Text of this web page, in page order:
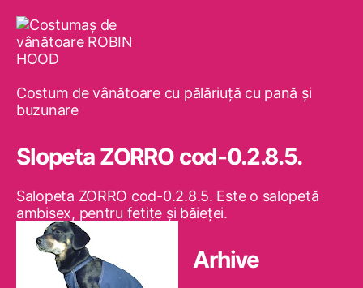
Costum de vânătoare cu pălăriuţă cu pană şi
buzunare
Slopeta ZORRO cod-0.2.8.5.
Salopeta ZORRO cod-0.2.8.5. Este o salopetă
ambisex, pentru fetiţe şi băieţei.
Arhive